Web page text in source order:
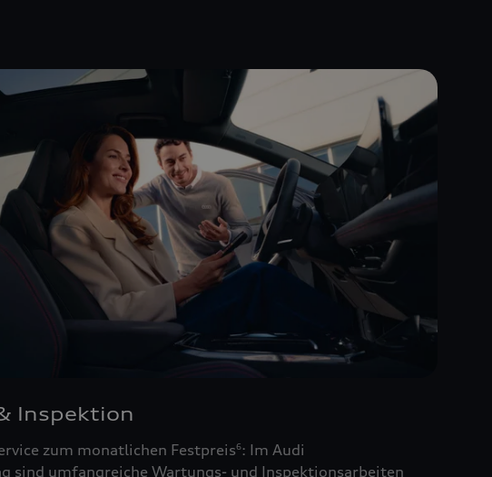
Inspektion
zum monatlichen Festpreis6: Im Audi
sind umfangreiche Wartungs- und Inspektionsarbeiten